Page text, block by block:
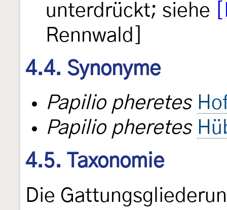
unterdrückt; siehe
Rennwald]
4.4. Synonyme
Papilio pheretes
Papilio pheretes
4.5. Taxonomie
Die